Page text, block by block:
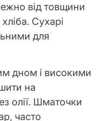
від товщини
Сухарі
для
дном і високими
на
олії. Шматочки
часто